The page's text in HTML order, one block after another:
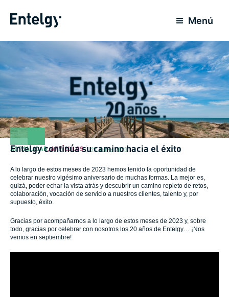
para
conteúdo
Menú
ACTUALIDAD,ARTÍCULOS 27 Julho 2023
Entelgy continúa su camino hacia el éxito
A lo largo de estos meses de 2023 hemos tenido la oportunidad de
celebrar nuestro vigésimo aniversario de muchas formas. La mejor es,
quizá, poder echar la vista atrás y descubrir un camino repleto de retos,
colaboración, vocación de servicio a nuestros clientes, talento y, por
supuesto, éxito.
Gracias por acompañarnos a lo largo de estos meses de 2023 y, sobre
todo, gracias por celebrar con nosotros los 20 años de Entelgy… ¡Nos
vemos en septiembre!